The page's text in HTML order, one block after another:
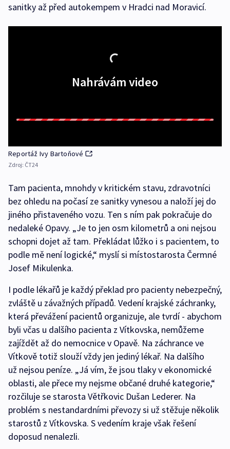
sanitky až před autokempem v Hradci nad Moravicí.
Nahrávám video
Reportáž Ivy Bartoňové
Zdroj: ČT24
Tam pacienta, mnohdy v kritickém stavu, zdravotníci
bez ohledu na počasí ze sanitky vynesou a naloží jej do
jiného přistaveného vozu. Ten s ním pak pokračuje do
nedaleké Opavy. „Je to jen osm kilometrů a oni nejsou
schopni dojet až tam. Překládat lůžko i s pacientem, to
podle mě není logické,“ myslí si místostarosta Čermné
Josef Mikulenka.
I podle lékařů je každý překlad pro pacienty nebezpečný,
zvláště u závažných případů. Vedení krajské záchranky,
která převážení pacientů organizuje, ale tvrdí - abychom
byli včas u dalšího pacienta z Vítkovska, nemůžeme
zajíždět až do nemocnice v Opavě. Na záchrance ve
Vítkově totiž slouží vždy jen jediný lékař. Na dalšího
už nejsou peníze. „Já vím, že jsou tlaky v ekonomické
oblasti, ale přece my nejsme občané druhé kategorie,“
rozčiluje se starosta Větřkovic Dušan Lederer. Na
problém s nestandardními převozy si už stěžuje několik
starostů z Vítkovska. S vedením kraje však řešení
doposud nenalezli.